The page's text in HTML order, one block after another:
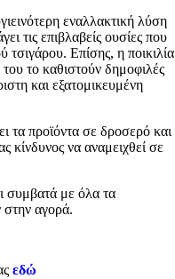
εναλλακτική λύση
τις επιβλαβείς ουσίες που
Επίσης, η ποικιλία
το καθιστούν δημοφιλές
και εξατομικευμένη
τα προϊόντα σε δροσερό και
κίνδυνος να αναμειχθεί σε
συμβατά με όλα τα
στην αγορά.
εδώ